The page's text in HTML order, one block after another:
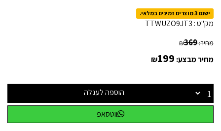
ישנם 3 מוצרים זמינים במלאי.
מק"ט : TTWUZO9JT3
מחיר: ₪369
מחיר מבצע: ₪199
הוספה לעגלה
ווטסאפ